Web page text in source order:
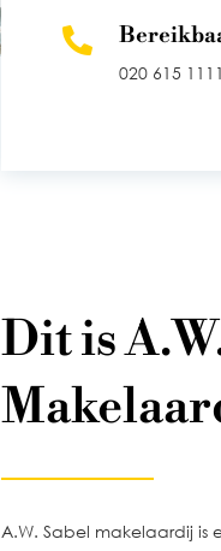

020 615
Dit is
A.W. Sabel makelaardij